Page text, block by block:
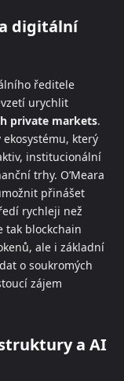
digitální
ředitele
urychlit
private markets.
který
institucionální
trhy. O’Meara
přinášet
rychleji než
tak blockchain
ale i základní
o soukromých
zájem
a AI